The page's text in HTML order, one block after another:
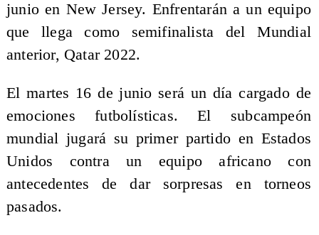
junio en New Jersey. Enfrentarán a un equipo
que llega como semifinalista del Mundial
anterior, Qatar 2022.
El martes 16 de junio será un día cargado de
emociones futbolísticas. El subcampeón
mundial jugará su primer partido en Estados
Unidos contra un equipo africano con
antecedentes de dar sorpresas en torneos
pasados.